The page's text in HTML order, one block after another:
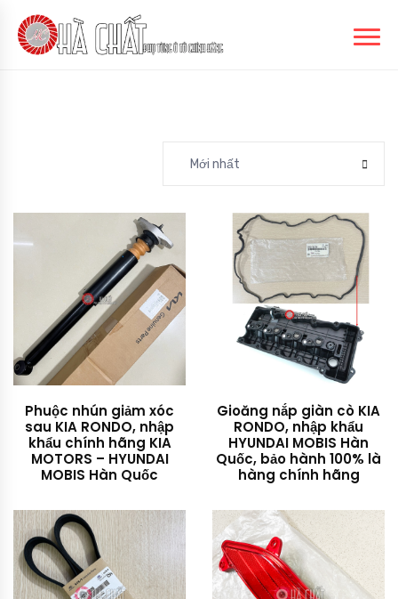
Mới nhất
Phuộc nhún giảm xóc
sau KIA RONDO, nhập
khẩu chính hãng KIA
MOTORS – HYUNDAI
MOBIS Hàn Quốc
Gioăng nắp giàn cò KIA
RONDO, nhập khẩu
HYUNDAI MOBIS Hàn
Quốc, bảo hành 100% là
hàng chính hãng